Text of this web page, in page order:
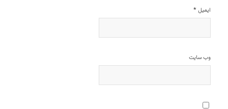
ایمیل *
وب‌ سایت